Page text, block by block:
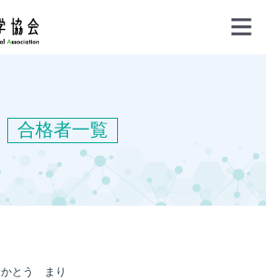
合格者一覧
かとう まり